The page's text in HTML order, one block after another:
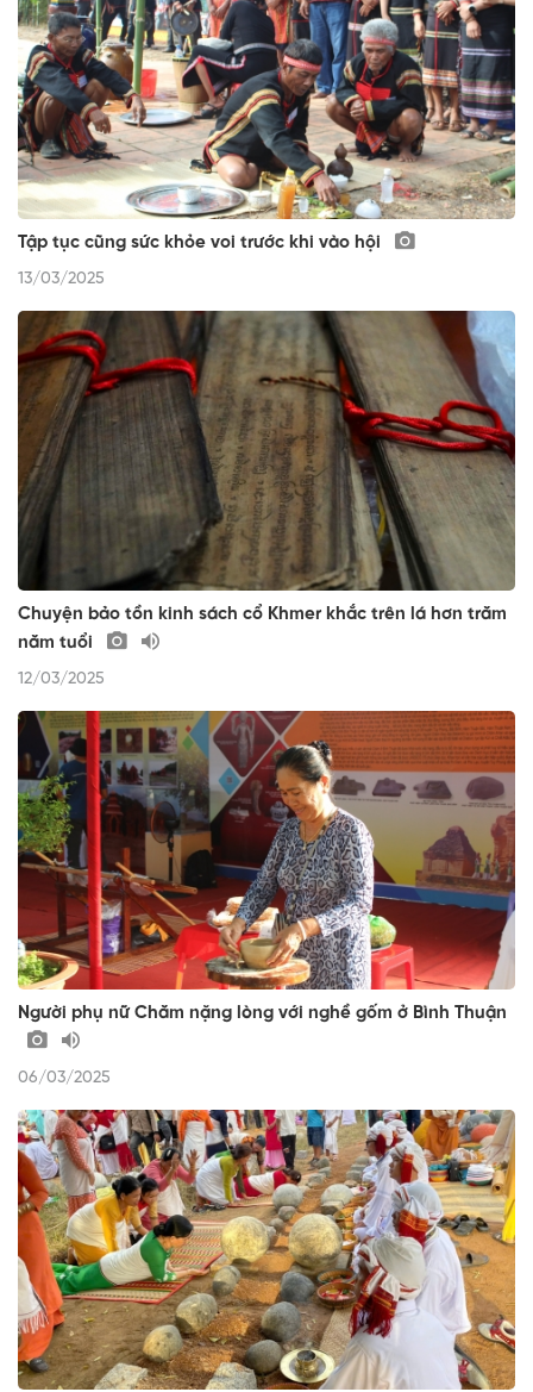
Tập tục cũng sức khỏe voi trước khi vào hội
13/03/2025
Chuyện bảo tồn kinh sách cổ Khmer khắc trên lá hơn trăm
năm tuổi
12/03/2025
Người phụ nữ Chăm nặng lòng với nghề gốm ở Bình Thuận
06/03/2025